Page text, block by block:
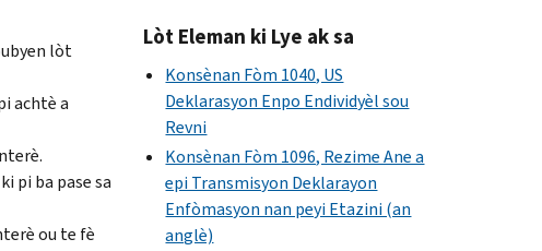
lòt
achtè a
pi ba pase sa
ou te fè
Lòt Eleman ki Lye ak sa
Konsènan Fòm 1040, US
Deklarasyon Enpo Endividyèl sou
Revni
Konsènan Fòm 1096, Rezime Ane a
epi Transmisyon Deklarayon
Enfòmasyon nan peyi Etazini (an
anglè)